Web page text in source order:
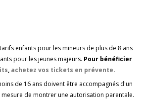
enfants pour les mineurs de plus de 8 ans
pour les jeunes majeurs. Pour bénéficier
, achetez vos tickets en prévente.
de 16 ans doivent être accompagnés d'un
de montrer une autorisation parentale.